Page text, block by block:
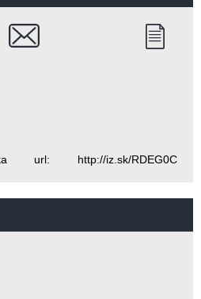
url: http://iz.sk/RDEG0C